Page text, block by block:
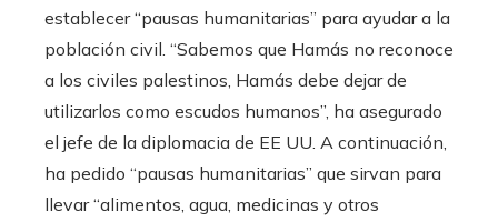
establecer “pausas humanitarias” para ayudar a la
población civil. “Sabemos que Hamás no reconoce
a los civiles palestinos, Hamás debe dejar de
utilizarlos como escudos humanos”, ha asegurado
el jefe de la diplomacia de EE UU. A continuación,
ha pedido “pausas humanitarias” que sirvan para
llevar “alimentos, agua, medicinas y otros